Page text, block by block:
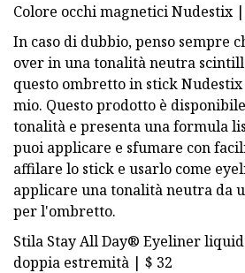
Colore occhi magnetici Nudestix |
In caso di dubbio, penso sempre
over in una tonalità neutra
questo ombretto in stick
mio. Questo prodotto è
tonalità e presenta una formula
puoi applicare e sfumare con
affilare lo stick e usarlo come
applicare una tonalità neutra da
per l'ombretto.
Stila Stay All Day® Eyeliner
doppia estremità | $ 32